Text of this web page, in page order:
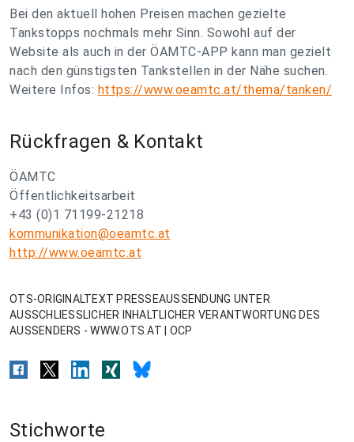
Bei den aktuell hohen Preisen machen gezielte
Tankstopps nochmals mehr Sinn. Sowohl auf der
Website als auch in der ÖAMTC-APP kann man gezielt
nach den günstigsten Tankstellen in der Nähe suchen.
Weitere Infos: https://www.oeamtc.at/thema/tanken/
Rückfragen & Kontakt
ÖAMTC
Öffentlichkeitsarbeit
+43 (0)1 71199-21218
kommunikation@oeamtc.at
http://www.oeamtc.at
OTS-ORIGINALTEXT PRESSEAUSSENDUNG UNTER
AUSSCHLIESSLICHER INHALTLICHER VERANTWORTUNG DES
AUSSENDERS - WWW.OTS.AT | OCP
Stichworte